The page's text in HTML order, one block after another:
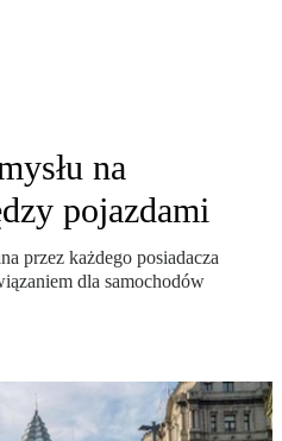
na
pojazdami
przez każdego posiadacza
dla samochodów